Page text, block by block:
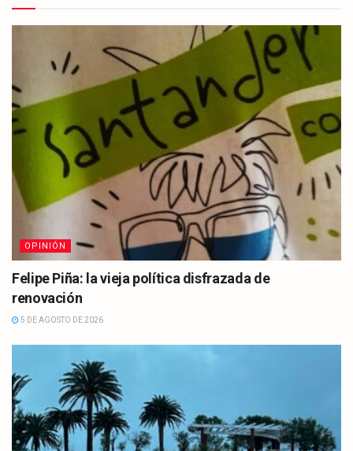
OPINIÓN
Felipe Piña: la vieja política disfrazada de
renovación
5 DE AGOSTO DE 2026